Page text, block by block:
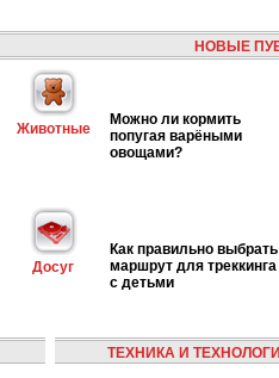
НОВЫЕ
Животные
Можно ли кормить
попугая варёными
овощами?
Досуг
Как правильно выбрать
маршрут для треккинга
с детьми
ТЕХНИКА И